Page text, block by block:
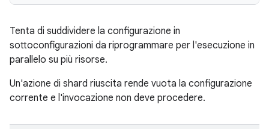
Tenta di suddividere la configurazione in
sottoconfigurazioni da riprogrammare per l'esecuzione in
parallelo su più risorse.
Un'azione di shard riuscita rende vuota la configurazione
corrente e l'invocazione non deve procedere.